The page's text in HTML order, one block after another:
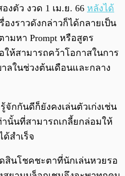
งตัว งวด 1 เม.ย. 66 หลังได้
องราวดังกล่าวก็ได้กลายเป็น
มหา Prompt หรือสูตร
ห้สามารถคว้าโอกาสในการ
ลในช่วงต้นเดือนและกลาง
จักกันดีก็ยังคงเล่นตัวเก่งเช่น
านั้นที่สามารถเกลี้ยกล่อมให้
ด้สำเร็จ
สินโชคชะตาที่นักเล่นหวยรอ